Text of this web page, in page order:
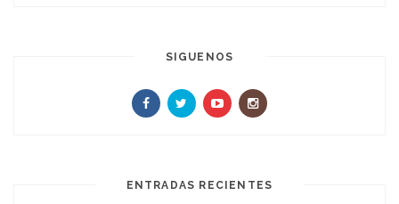
SIGUENOS
ENTRADAS RECIENTES